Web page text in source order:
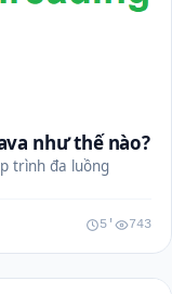
như thế nào?
trình đa luồng
5' 743